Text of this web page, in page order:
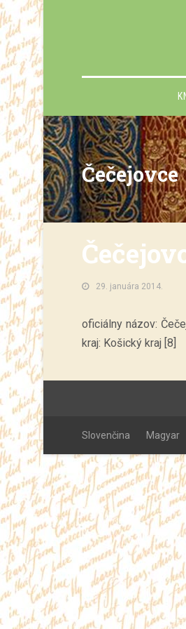
Čečejovce
29. januára 2014.
oficiálny názov:
kraj: Košický kraj [8]
Slovenčina Magyar